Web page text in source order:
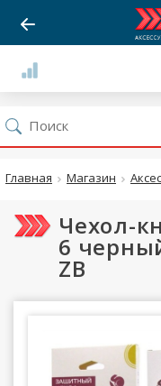
Главная Магазин
Чехол-
6
ZB